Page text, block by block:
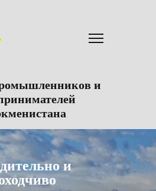
и
и